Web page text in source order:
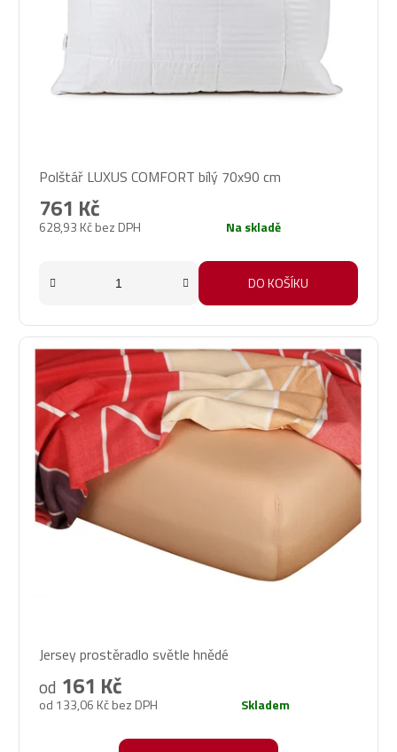
hodnocení
produktu
je
Polštář LUXUS COMFORT bílý 70x90 cm
628,93 Kč bez DPH
761 Kč
Na skladě
DO KOŠÍKU
hodnocení
produktu
je
Jersey prostěradlo světle hnědé
od 133,06 Kč bez DPH
od 161 Kč
Skladem